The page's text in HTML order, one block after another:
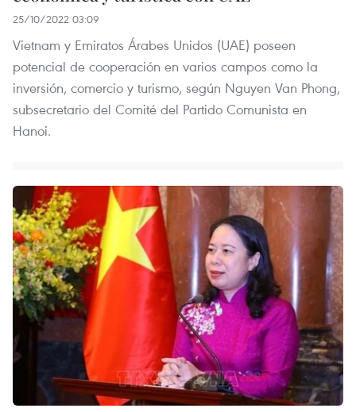
25/10/2022 03:09
Vietnam y Emiratos Árabes Unidos (UAE) poseen
potencial de cooperación en varios campos como la
inversión, comercio y turismo, según Nguyen Van Phong,
subsecretario del Comité del Partido Comunista en
Hanoi.